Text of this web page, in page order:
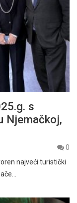
s
Njemačkoj,
0
najveći turistički